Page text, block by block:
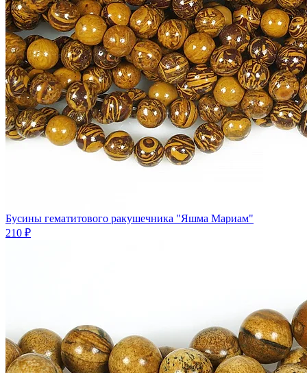
Бусины гематитового ракушечника "Яшма Мариам"
210 ₽